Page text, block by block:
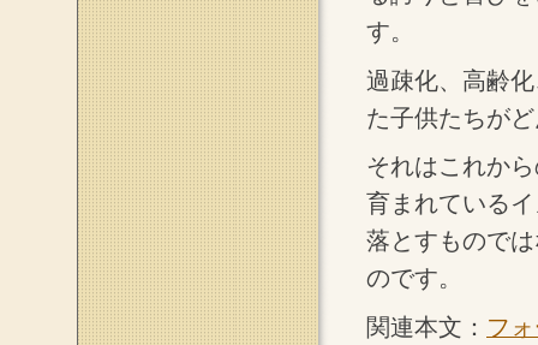
す。
過疎化、高齢
た子供たちが
それはこれか
育まれている
落とすもので
のです。
関連本文： フ